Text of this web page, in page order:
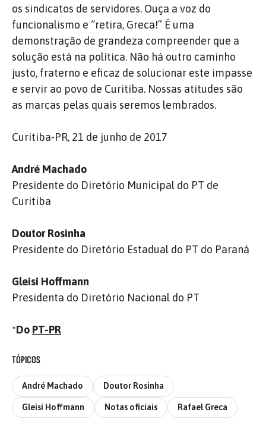
os sindicatos de servidores. Ouça a voz do
funcionalismo e “retira, Greca!” É uma
demonstração de grandeza compreender que a
solução está na política. Não há outro caminho
justo, fraterno e eficaz de solucionar este impasse
e servir ao povo de Curitiba. Nossas atitudes são
as marcas pelas quais seremos lembrados.
Curitiba-PR, 21 de junho de 2017
André Machado
Presidente do Diretório Municipal do PT de
Curitiba
Doutor Rosinha
Presidente do Diretório Estadual do PT do Paraná
Gleisi Hoffmann
Presidenta do Diretório Nacional do PT
*Do PT-PR
TÓPICOS
André Machado Doutor Rosinha
Gleisi Hoffmann Notas oficiais Rafael Greca